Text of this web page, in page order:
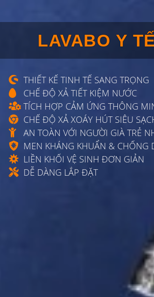
LAVABO Y TẾ
THIẾT KẾ TINH TẾ SANG TRỌNG
CHẾ ĐỘ XẢ TIẾT KIỆM NƯỚC
TÍCH HỢP CẢM ỨNG THÔNG
CHẾ ĐỘ XẢ XOÁY HÚT SIÊU
AN TOÀN VỚI NGƯỜI GIÀ TRẺ
MEN KHÁNG KHUẨN & CHỐNG
LIỀN KHỐI VỆ SINH ĐƠN GIẢN
DỄ DÀNG LẮP ĐẶT